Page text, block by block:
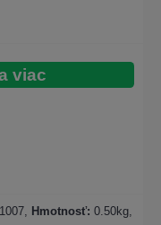
viac
, Hmotnosť: 0.50kg,